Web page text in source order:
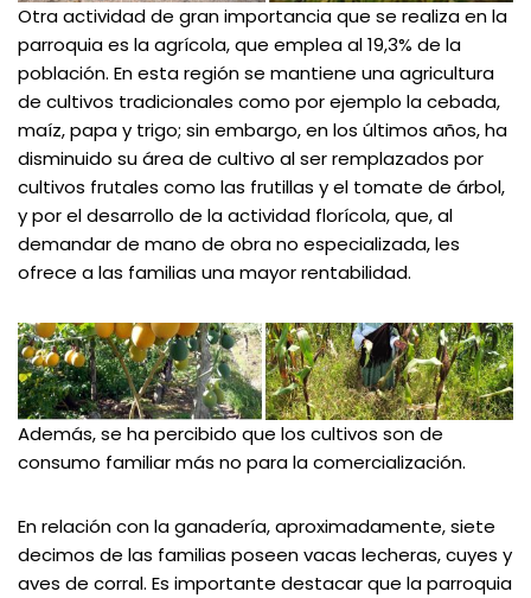
Otra actividad de gran importancia que se realiza en la
parroquia es la agrícola, que emplea al 19,3% de la
población. En esta región se mantiene una agricultura
de cultivos tradicionales como por ejemplo la cebada,
maíz, papa y trigo; sin embargo, en los últimos años, ha
disminuido su área de cultivo al ser remplazados por
cultivos frutales como las frutillas y el tomate de árbol,
y por el desarrollo de la actividad florícola, que, al
demandar de mano de obra no especializada, les
ofrece a las familias una mayor rentabilidad.
Además, se ha percibido que los cultivos son de
consumo familiar más no para la comercialización.
En relación con la ganadería, aproximadamente, siete
decimos de las familias poseen vacas lecheras, cuyes y
aves de corral. Es importante destacar que la parroquia